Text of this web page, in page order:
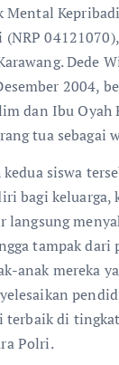
Mental
Dede
2004,
dan Ibu Oyah
tua sebagai
siswa
bagi keluarga,
langsung
tampak dari
anak mereka
terbaik di
Polri.